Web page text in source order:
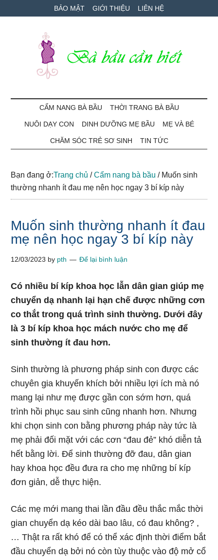
to
to
qua
BẢO MẬT GIỚI THIỆU LIÊN HỆ
Bà
Bầu
Cần
Biết
bé
CẨM NANG BÀ BẦU THỜI TRANG BÀ BẦU
NUÔI DẠY CON DINH DƯỠNG MẸ BẦU MẸ VÀ BÉ
CHĂM SÓC TRẺ SƠ SINH TIN TỨC
Bạn đang ở:Trang chủ / Cẩm nang bà bầu /Muốn sinh
thường nhanh ít đau mẹ nên học ngay 3 bí kíp này
Muốn sinh thường nhanh ít đau
mẹ nên học ngay 3 bí kíp này
12/03/2023 by pth Để lại bình luận
Có nhiều bí kíp khoa học lẫn dân gian giúp mẹ
chuyển dạ nhanh lại hạn chế được những cơn
co thắt trong quá trình sinh thường. Dưới đây
là 3 bí kíp khoa học mách nước cho mẹ để
sinh thường ít đau hơn.
Sinh thường là phương pháp sinh con được các
chuyên gia khuyến khích bởi nhiều lợi ích mà nó
mang lại như mẹ được gần con sớm hơn, quá
trình hồi phục sau sinh cũng nhanh hơn. Nhưng
khi chọn sinh con bằng phương pháp này tức là
mẹ phải đối mặt với các cơn “đau đẻ” khó diễn tả
hết bằng lời. Để sinh thường đỡ đau, dân gian
hay khoa học đều đưa ra cho mẹ những bí kíp
đơn giản, dễ thực hiện.
Các mẹ mới mang thai lần đầu đều thắc mắc thời
gian chuyển dạ kéo dài bao lâu, có đau không? ,
… Thật ra rất khó để có thể xác định thời điểm bắt
đầu chuyển dạ bởi nó còn tùy thuộc vào độ mở cổ